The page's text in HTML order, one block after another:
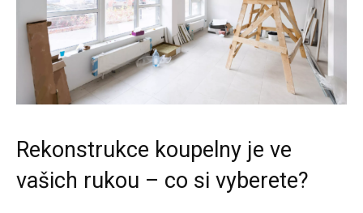
Rekonstrukce koupelny je ve
vašich rukou – co si vyberete?